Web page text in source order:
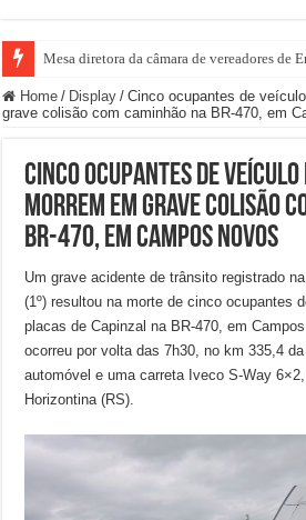
Mesa diretora da câmara de vereadores de
Home / Display / Cinco ocupantes de
grave colisão com caminhão na BR-470, em
Cinco ocupantes de veículo
morrem em grave colisão
BR-470, em Campos Novos
Um grave acidente de trânsito registrado
(1º) resultou na morte de cinco ocupantes
placas de Capinzal na BR-470, em
ocorreu por volta das 7h30, no km 335,4
automóvel e uma carreta Iveco S-Way
Horizontina (RS).